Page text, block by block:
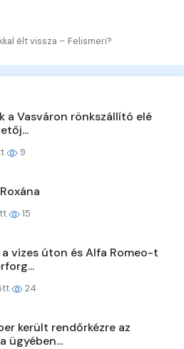
élt vissza – Felismeri?
a Vasváron rönkszállító elé
9
15
vizes úton és Alfa Romeo-t
24
került rendőrkézre az
ügyében...